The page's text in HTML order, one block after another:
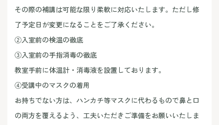
その際の補講は可能な限り柔軟に対応いたします。ただし修
了予定日が変更になることをご了承ください。
②入室前の検温の徹底
③入室前の手指消毒の徹底
教室手前に体温計・消毒液を設置しております。
④受講中のマスクの着用
お持ちでない方は、ハンカチ等マスクに代わるもので鼻と口
の両方を覆えるよう、工夫いただきご準備をお願いいたしま